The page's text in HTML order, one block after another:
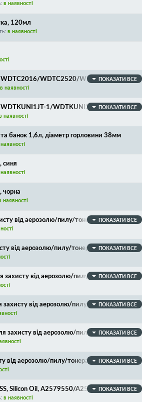
в наявності
120мл
в наявності
WDTC2016/WDTC2520/WDTM162JT/WDT
WDTT2060/WDTT1640U/WDTT1640
ПОКАЗАТИ ВСЕ
в наявності
1/WDTKUNI2JT-100, діаметр г
ПОКАЗАТИ ВСЕ
наявності
банок 1,6л, діаметр горловини 38мм
синя
чорна
наявності
від аерозолю/пилу/тонера FFP1 до 4 ГД
ПОКАЗАТИ ВСЕ
від аерозолю/пилу/тонера FFP1 до 4 ГДК,
ПОКАЗАТИ ВСЕ
захисту від аерозолю/пилу/тонера FFP3 до
ПОКАЗАТИ ВСЕ
захисту від аерозолю/пилу/тонера FFP1 до 4
ПОКАЗАТИ ВСЕ
захисту від аерозолю/пилу/тонера FFP2 до
ПОКАЗАТИ ВСЕ
від аерозолю/пилу/тонера FFP3 до 50 ГДК,
ПОКАЗАТИ ВСЕ
Silicon Oil, A2579550/A2579100, Packed in
ПОКАЗАТИ ВСЕ
в наявності